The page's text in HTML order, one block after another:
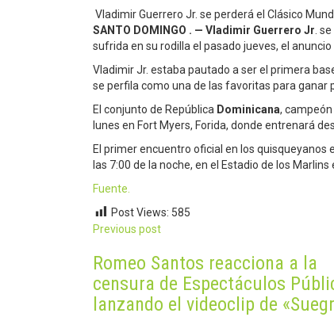
Vladimir Guerrero Jr. se perderá el Clásico
SANTO DOMINGO . — Vladimir Guerrero Jr .
sufrida en su rodilla el pasado jueves, el
Vladimir Jr. estaba pautado a ser el primera
se perfila como una de las favoritas para ganar
El conjunto de República Dominicana,
lunes en Fort Myers, Forida, donde entrenará
El primer encuentro oficial en los quisqueyanos
las 7:00 de la noche, en el Estadio de los Marlins
Fuente.
Post Views: 585
Post
navigation
Previous post
Romeo Santos reacciona a la
censura de Espectáculos
lanzando el videoclip de